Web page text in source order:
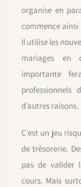
organise en
commence
Il utilise les
mariages en
importante
professionnels
d’autres raisons.
C’est un jeu
de trèsorerie.
pas de valider
cours. Mais